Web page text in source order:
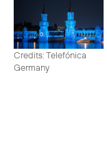
Credits: Telefónica
Germany